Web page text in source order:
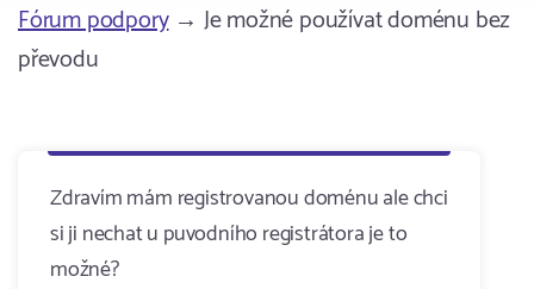
Fórum podpory→ Je možné používat doménu bez
převodu
Zdravím mám registrovanou doménu ale chci
si ji nechat u puvodního registrátora je to
možné?